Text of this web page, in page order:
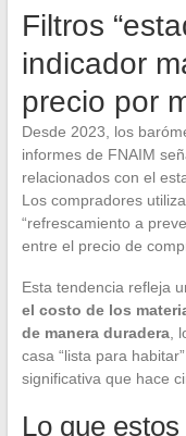
Filtros
indicador
precio por
Desde 2023, los
informes de FNAIM
relacionados con el
Los compradores
“refrescamiento a
entre el precio de
Esta tendencia refleja
el costo de los
de manera duradera,
casa “lista para
significativa que hace
Lo que